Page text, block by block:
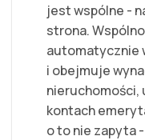
jest wspólne -
strona.
automatycznie
i obejmuje
nieruchomości,
kontach
o to nie zapyta